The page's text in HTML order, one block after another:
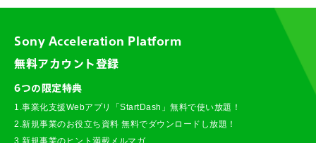
Sony Acceleration Platform
無料アカウント登録
6つの限定特典
1.事業化支援Webアプリ「StartDash」無料で使い放題！
2.新規事業のお役立ち資料 無料でダウンロードし放題！
3.新規事業のヒント満載メルマガ